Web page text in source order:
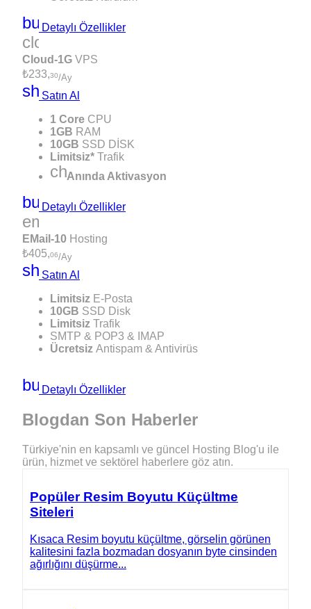
build_circle
Detaylı Özellikler
cloud
Cloud-1G VPS
₺233,30/Ay
shopping_cart
Satın Al
1 Core CPU
1GB RAM
10GB SSD DİSK
Limitsiz* Trafik
check
Anında Aktivasyon
build_circle
Detaylı Özellikler
email
EMail-10 Hosting
₺405,06/Ay
shopping_cart
Satın Al
Limitsiz E-Posta
10GB SSD Disk
Limitsiz Trafik
SMTP & POP3 & IMAP
Ücretsiz Antispam & Antivirüs
build_circle
Detaylı Özellikler
Blogdan Son Haberler
Türkiye'nin en kapsamlı ve güncel Hosting Blog'u ile
ürün, hizmet ve sektörel haberlere göz atın.
Popüler Resim Boyutu Küçültme
Siteleri
Kısaca Resim boyutu küçültme, görselin görünen
kalitesini fazla bozmadan dosyanın byte cinsinden
ağırlığını düşürme...